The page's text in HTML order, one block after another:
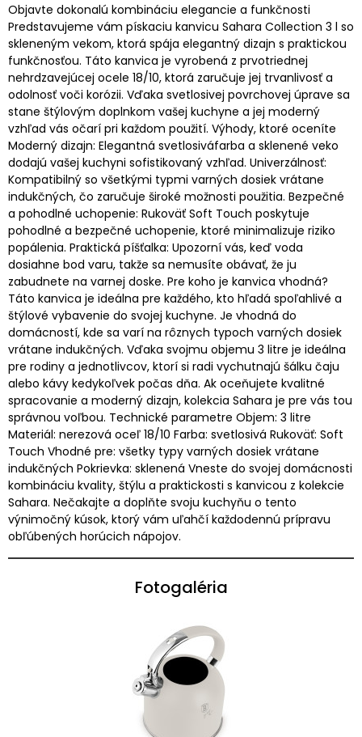
Objavte dokonalú kombináciu elegancie a funkčnosti
Predstavujeme vám pískaciu kanvicu Sahara Collection 3 l so
skleneným vekom, ktorá spája elegantný dizajn s praktickou
funkčnosťou. Táto kanvica je vyrobená z prvotriednej
nehrdzavejúcej ocele 18/10, ktorá zaručuje jej trvanlivosť a
odolnosť voči korózii. Vďaka svetlosivej povrchovej úprave sa
stane štýlovým doplnkom vašej kuchyne a jej moderný
vzhľad vás očarí pri každom použití. Výhody, ktoré oceníte
Moderný dizajn: Elegantná svetlosiváfarba a sklenené veko
dodajú vašej kuchyni sofistikovaný vzhľad. Univerzálnosť:
Kompatibilný so všetkými typmi varných dosiek vrátane
indukčných, čo zaručuje široké možnosti použitia. Bezpečné
a pohodlné uchopenie: Rukoväť Soft Touch poskytuje
pohodlné a bezpečné uchopenie, ktoré minimalizuje riziko
popálenia. Praktická píšťalka: Upozorní vás, keď voda
dosiahne bod varu, takže sa nemusíte obávať, že ju
zabudnete na varnej doske. Pre koho je kanvica vhodná?
Táto kanvica je ideálna pre každého, kto hľadá spoľahlivé a
štýlové vybavenie do svojej kuchyne. Je vhodná do
domácností, kde sa varí na rôznych typoch varných dosiek
vrátane indukčných. Vďaka svojmu objemu 3 litre je ideálna
pre rodiny a jednotlivcov, ktorí si radi vychutnajú šálku čaju
alebo kávy kedykoľvek počas dňa. Ak oceňujete kvalitné
spracovanie a moderný dizajn, kolekcia Sahara je pre vás tou
správnou voľbou. Technické parametre Objem: 3 litre
Materiál: nerezová oceľ 18/10 Farba: svetlosivá Rukoväť: Soft
Touch Vhodné pre: všetky typy varných dosiek vrátane
indukčných Pokrievka: sklenená Vneste do svojej domácnosti
kombináciu kvality, štýlu a praktickosti s kanvicou z kolekcie
Sahara. Nečakajte a doplňte svoju kuchyňu o tento
výnimočný kúsok, ktorý vám uľahčí každodennú prípravu
obľúbených horúcich nápojov.
Fotogaléria